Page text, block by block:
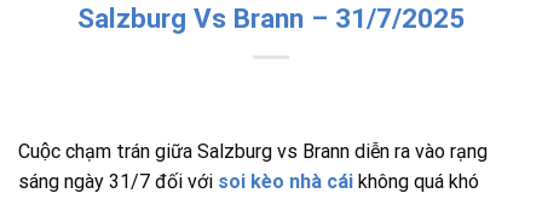
Salzburg Vs Brann – 31/7/2025
Cuộc chạm trán giữa Salzburg vs Brann diễn ra vào rạng
sáng ngày 31/7 đối với soi kèo nhà cái không quá khó